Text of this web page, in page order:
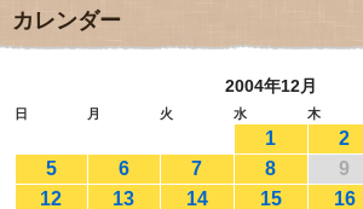
2017年9月
2017年8月
2017年5月
2017年3月(1)
2017年2月(1)
カレンダー
2004年12月
日 月 火 水 木
1 2
5
6 7 8 9
12
13 14 15 16